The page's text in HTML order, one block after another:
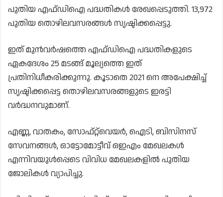
പുതിയ എഫ്ഡിഐ പദ്ധതികൾ രേഖപ്പെടുത്തി. 13,972
പുതിയ തൊഴിലവസരങ്ങൾ സൃഷ്ടിക്കപ്പെട്ടു.
ഇത് മുൻവർഷത്തെ എഫ്ഡിഐ പദ്ധതികളുടെ
ഏകദേശം 25 മടങ്ങ് മൂല്യത്തെ ഇത്
പ്രതിനിധീകരിക്കുന്നു. കൂടാതെ 2021 നെ അപേക്ഷിച്ച്
സൃഷ്ടിക്കപ്പെട്ട തൊഴിലവസരങ്ങളുടെ ഇരട്ടി
വർദ്ധനവുമാണ്.
എണ്ണ, വാതകം, സോഫ്റ്റ്‌വെയർ, ഐടി, ബിസിനസ്
സേവനങ്ങൾ, ഓട്ടോമോട്ടീവ് ഒഇഎം മേഖലകൾ
എന്നിവയുൾപ്പെടെ വിവിധ മേഖലകളിൽ പുതിയ
ജോലികൾ വ്യാപിച്ചു.